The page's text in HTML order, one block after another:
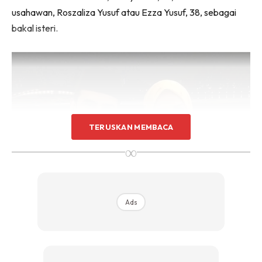
usahawan, Roszaliza Yusuf atau Ezza Yusuf, 38, sebagai
bakal isteri.
TERUSKAN MEMBACA
∞
Ads